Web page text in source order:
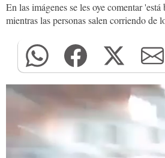
En las imágenes se les oye comentar
mientras las personas salen corriendo de